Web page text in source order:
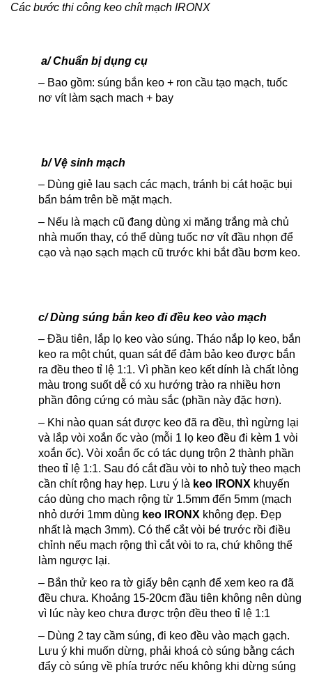
Các bước thi công keo chít mạch IRONX
a/ Chuẩn bị dụng cụ
– Bao gồm: súng bắn keo + ron cầu tạo mạch, tuốc
nơ vít làm sạch mach + bay
b/ Vệ sinh mạch
– Dùng giẻ lau sạch các mạch, tránh bị cát hoặc bụi
bẩn bám trên bề mặt mạch.
– Nếu là mạch cũ đang dùng xi măng trắng mà chủ
nhà muốn thay, có thể dùng tuốc nơ vít đầu nhọn để
cạo và nạo sạch mạch cũ trước khi bắt đầu bơm keo.
c/ Dùng súng bắn keo đi đều keo vào mạch
– Đầu tiên, lắp lọ keo vào súng. Tháo nắp lọ keo, bắn
keo ra một chút, quan sát để đảm bảo keo được bắn
ra đều theo tỉ lệ 1:1. Vì phần keo kết dính là chất lỏng
màu trong suốt dễ có xu hướng trào ra nhiều hơn
phần đông cứng có màu sắc (phần này đặc hơn).
– Khi nào quan sát được keo đã ra đều, thì ngừng lại
và lắp vòi xoắn ốc vào (mỗi 1 lọ keo đều đi kèm 1 vòi
xoắn ốc). Vòi xoắn ốc có tác dụng trộn 2 thành phần
theo tỉ lệ 1:1. Sau đó cắt đầu vòi to nhỏ tuỳ theo mạch
cần chít rộng hay hẹp. Lưu ý là keo IRONX khuyến
cáo dùng cho mạch rộng từ 1.5mm đến 5mm (mạch
nhỏ dưới 1mm dùng keo IRONX không đẹp. Đẹp
nhất là mạch 3mm). Có thể cắt vòi bé trước rồi điều
chỉnh nếu mạch rộng thì cắt vòi to ra, chứ không thể
làm ngược lại.
– Bắn thử keo ra tờ giấy bên cạnh để xem keo ra đã
đều chưa. Khoảng 15-20cm đầu tiên không nên dùng
vì lúc này keo chưa được trộn đều theo tỉ lệ 1:1
– Dùng 2 tay cầm súng, đi keo đều vào mạch gạch.
Lưu ý khi muốn dừng, phải khoá cò súng bằng cách
đẩy cò súng về phía trước nếu không khi dừng súng